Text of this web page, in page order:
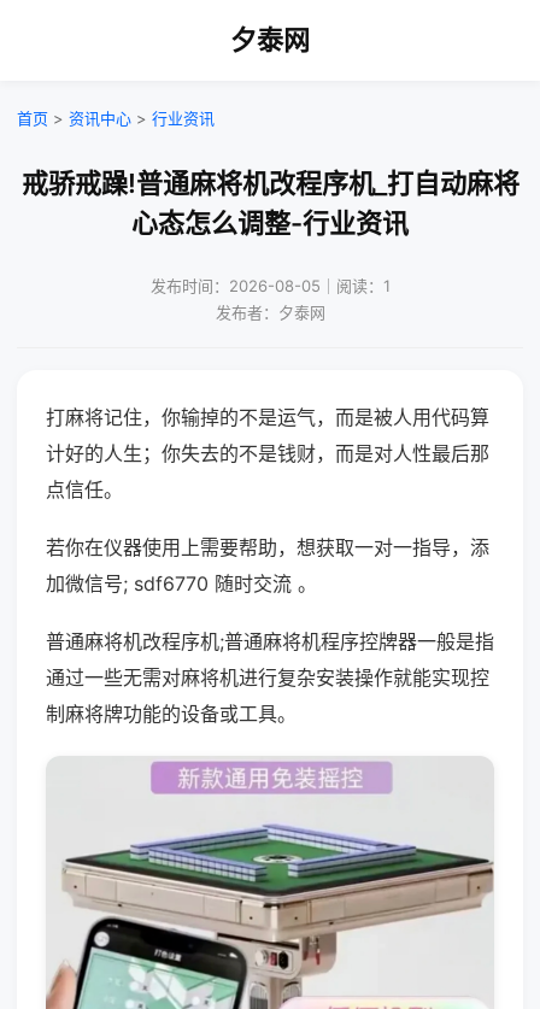
夕泰网
首页 > 资讯中心 > 行业资讯
戒骄戒躁!普通麻将机改程序机_打自动麻将
心态怎么调整-行业资讯
发布时间：2026-08-05｜阅读：1
发布者：夕泰网
打麻将记住，你输掉的不是运气，而是被人用代码算
计好的人生；你失去的不是钱财，而是对人性最后那
点信任。
若你在仪器使用上需要帮助，想获取一对一指导，添
加微信号; sdf6770 随时交流 。
普通麻将机改程序机;普通麻将机程序控牌器一般是指
通过一些无需对麻将机进行复杂安装操作就能实现控
制麻将牌功能的设备或工具。